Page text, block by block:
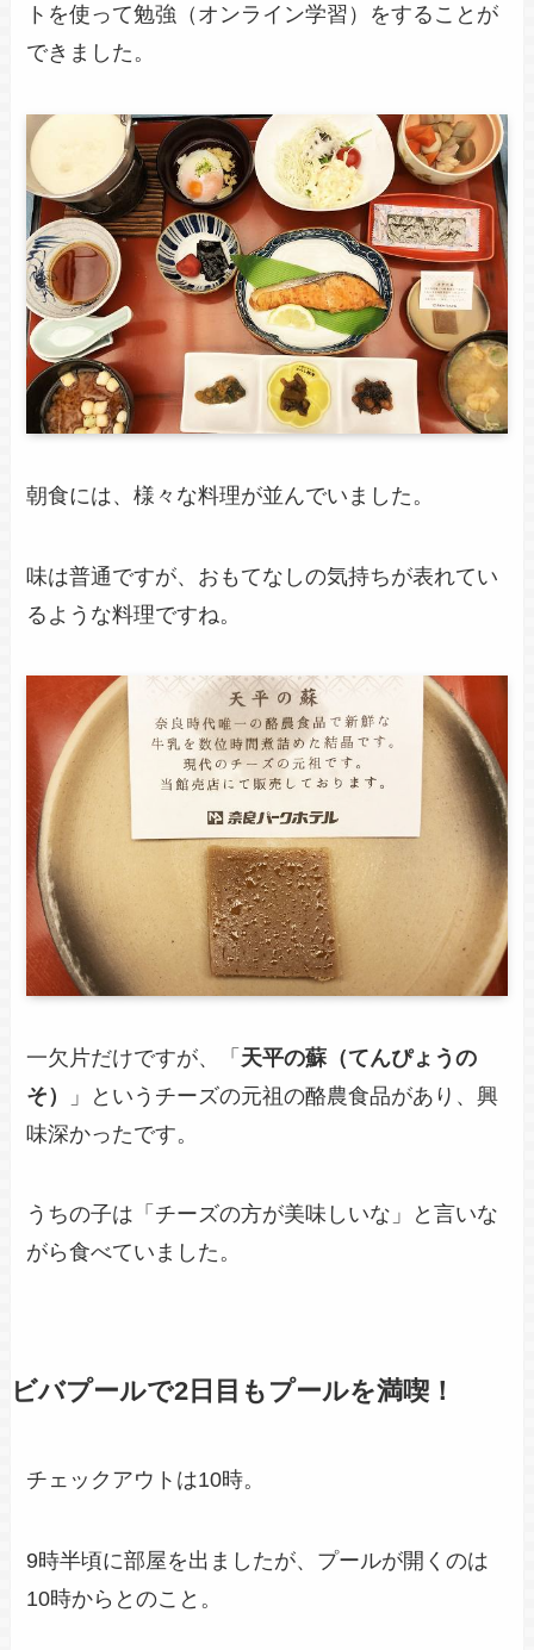
トを使って勉強（オンライン学習）をすることが
できました。
朝食には、様々な料理が並んでいました。
味は普通ですが、おもてなしの気持ちが表れてい
るような料理ですね。
一欠片だけですが、「 天平の蘇（てんぴょうの
そ）
」というチーズの元祖の酪農食品があり、興
味深かったです。
うちの子は「チーズの方が美味しいな」と言いな
がら食べていました。
ビバプールで2日目もプールを満喫！
チェックアウトは10時。
9時半頃に部屋を出ましたが、プールが開くのは
10時からとのこと。